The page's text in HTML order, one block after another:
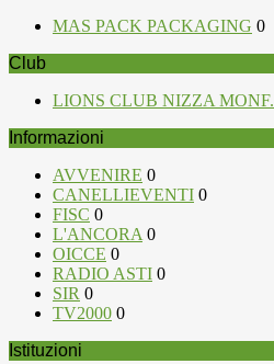
MAS PACK PACKAGING 0
Club
LIONS CLUB NIZZA
Informazioni
AVVENIRE 0
CANELLIEVENTI 0
FISC 0
L'ANCORA 0
OICCE 0
RADIO ASTI 0
SIR 0
TV2000 0
Istituzioni